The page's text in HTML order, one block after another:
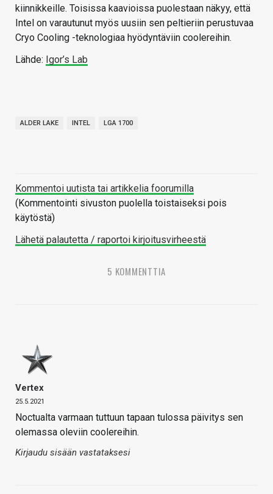
kiinnikkeille. Toisissa kaavioissa puolestaan näkyy, että
Intel on varautunut myös uusiin sen peltieriin perustuvaa
Cryo Cooling -teknologiaa hyödyntäviin coolereihin.
Lähde: Igor’s Lab
ALDER LAKE INTEL LGA 1700
Kommentoi uutista tai artikkelia foorumilla
(Kommentointi sivuston puolella toistaiseksi pois
käytöstä)
Lähetä palautetta / raportoi kirjoitusvirheestä
5 KOMMENTTIA
Vertex
25.5.2021
Noctualta varmaan tuttuun tapaan tulossa päivitys sen
olemassa oleviin coolereihin.
Kirjaudu sisään vastataksesi